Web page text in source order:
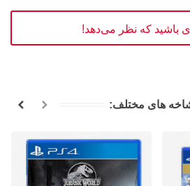
باشید که نظر می‌دهد!